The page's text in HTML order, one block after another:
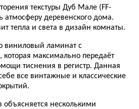
текстуры Дуб Мале (FF-
атмосферу деревенского дома.
тепла и света в дизайн комнаты.
виниловый ламинат с
максимально передаёт
тиснения в регистр. Данная
все винтажные и классические
объясняется несколькими